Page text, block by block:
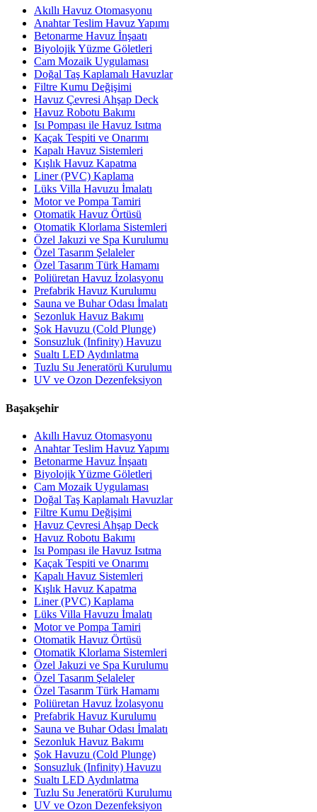
Akıllı Havuz Otomasyonu
Anahtar Teslim Havuz Yapımı
Betonarme Havuz İnşaatı
Biyolojik Yüzme Göletleri
Cam Mozaik Uygulaması
Doğal Taş Kaplamalı Havuzlar
Filtre Kumu Değişimi
Havuz Çevresi Ahşap Deck
Havuz Robotu Bakımı
Isı Pompası ile Havuz Isıtma
Kaçak Tespiti ve Onarımı
Kapalı Havuz Sistemleri
Kışlık Havuz Kapatma
Liner (PVC) Kaplama
Lüks Villa Havuzu İmalatı
Motor ve Pompa Tamiri
Otomatik Havuz Örtüsü
Otomatik Klorlama Sistemleri
Özel Jakuzi ve Spa Kurulumu
Özel Tasarım Şelaleler
Özel Tasarım Türk Hamamı
Poliüretan Havuz İzolasyonu
Prefabrik Havuz Kurulumu
Sauna ve Buhar Odası İmalatı
Sezonluk Havuz Bakımı
Şok Havuzu (Cold Plunge)
Sonsuzluk (Infinity) Havuzu
Sualtı LED Aydınlatma
Tuzlu Su Jeneratörü Kurulumu
UV ve Ozon Dezenfeksiyon
Başakşehir
Akıllı Havuz Otomasyonu
Anahtar Teslim Havuz Yapımı
Betonarme Havuz İnşaatı
Biyolojik Yüzme Göletleri
Cam Mozaik Uygulaması
Doğal Taş Kaplamalı Havuzlar
Filtre Kumu Değişimi
Havuz Çevresi Ahşap Deck
Havuz Robotu Bakımı
Isı Pompası ile Havuz Isıtma
Kaçak Tespiti ve Onarımı
Kapalı Havuz Sistemleri
Kışlık Havuz Kapatma
Liner (PVC) Kaplama
Lüks Villa Havuzu İmalatı
Motor ve Pompa Tamiri
Otomatik Havuz Örtüsü
Otomatik Klorlama Sistemleri
Özel Jakuzi ve Spa Kurulumu
Özel Tasarım Şelaleler
Özel Tasarım Türk Hamamı
Poliüretan Havuz İzolasyonu
Prefabrik Havuz Kurulumu
Sauna ve Buhar Odası İmalatı
Sezonluk Havuz Bakımı
Şok Havuzu (Cold Plunge)
Sonsuzluk (Infinity) Havuzu
Sualtı LED Aydınlatma
Tuzlu Su Jeneratörü Kurulumu
UV ve Ozon Dezenfeksiyon